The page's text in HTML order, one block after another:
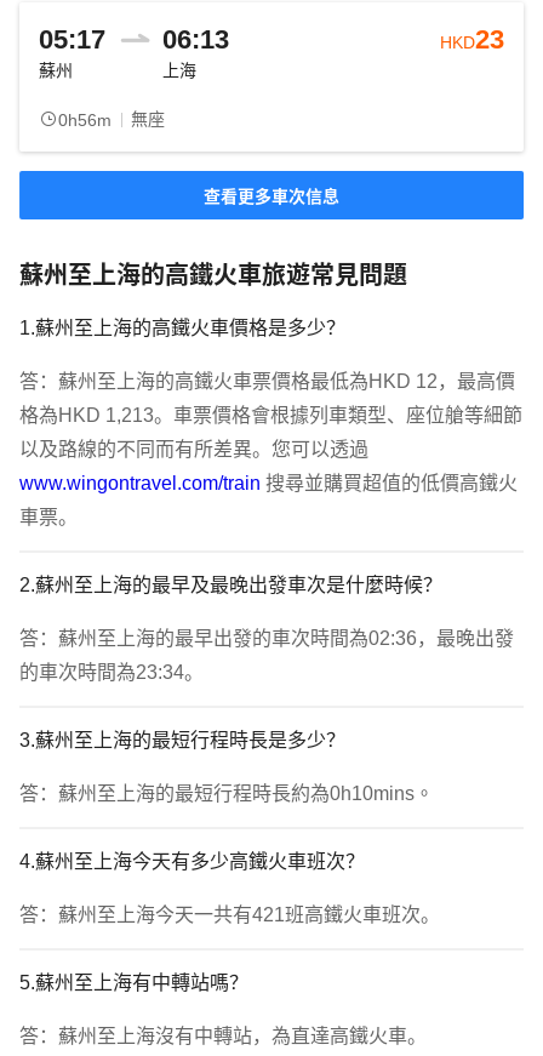
05:17 06:13
蘇州 上海
0h56m 無座
HKD23
查看更多車次信息
蘇州至上海的高鐵火車旅遊常見問題
1.蘇州至上海的高鐵火車價格是多少？
答：蘇州至上海的高鐵火車票價格最低為HKD 12，最高價
格為HKD 1,213。車票價格會根據列車類型、座位艙等細節
www.wingontravel.com/train 搜尋並購買超值的低價高鐵火
車票。
2.蘇州至上海的最早及最晚出發車次是什麼時候？
答：蘇州至上海的最早出發的車次時間為02:36，最晚出發
的車次時間為23:34。
3.蘇州至上海的最短行程時長是多少？
答：蘇州至上海的最短行程時長約為0h10mins。
4.蘇州至上海今天有多少高鐵火車班次？
答：蘇州至上海今天一共有421班高鐵火車班次。
5.蘇州至上海有中轉站嗎？
答：蘇州至上海沒有中轉站，為直達高鐵火車。